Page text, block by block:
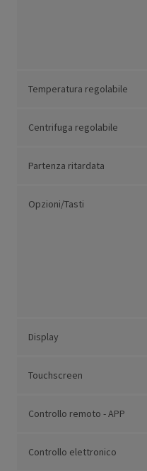
Temperatura regolabile
Centrifuga regolabile
Partenza ritardata
Opzioni/Tasti
Display
Touchscreen
Controllo remoto - APP
Controllo elettronico